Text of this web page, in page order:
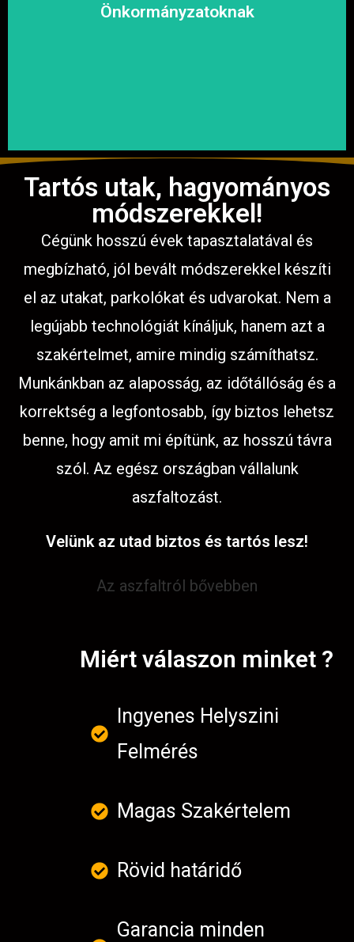
Önkormányzatoknak
garantáljuk a hosszú távú és fenntartható
Tartós utak, hagyományos
módszerekkel!
Cégünk hosszú évek tapasztalatával és
megbízható, jól bevált módszerekkel készíti
el az utakat, parkolókat és udvarokat. Nem a
legújabb technológiát kínáljuk, hanem azt a
szakértelmet, amire mindig számíthatsz.
Munkánkban az alaposság, az időtállóság és a
korrektség a legfontosabb, így biztos lehetsz
benne, hogy amit mi építünk, az hosszú távra
szól. Az egész országban vállalunk
aszfaltozást.
Velünk az utad biztos és tartós lesz!
Az aszfaltról bővebben
Miért válaszon minket ?
Ingyenes Helyszini
Felmérés
Magas Szakértelem
Rövid határidő
Garancia minden